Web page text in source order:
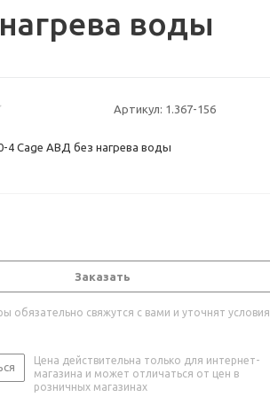
воды
Артикул: 1.367-156
4 Cage АВД без нагрева воды
Заказать
обязательно свяжутся с вами и уточнят условия
Цена действительна только для интернет-
магазина и может отличаться от цен в
розничных магазинах